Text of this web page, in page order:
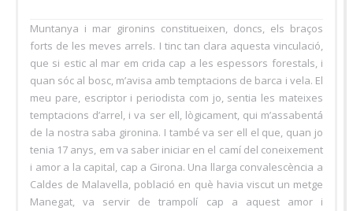
Muntanya i mar gironins constitueixen, doncs, els braços
forts de les meves arrels. I tinc tan clara aquesta vinculació,
que si estic al mar em crida cap a les espessors forestals, i
quan sóc al bosc, m’avisa amb temptacions de barca i vela. El
meu pare, escriptor i periodista com jo, sentia les mateixes
temptacions d’arrel, i va ser ell, lògicament, qui m’assabentá
de la nostra saba gironina. I també va ser ell el que, quan jo
tenia 17 anys, em va saber iniciar en el camí del coneixement
i amor a la capital, cap a Girona. Una llarga convalescència a
Caldes de Malavella, població en què havia viscut un metge
Manegat, va servir de trampolí cap a aquest amor i